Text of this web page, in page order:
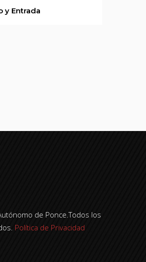
y Entrada
de Ponce.Todos los
Política de Privacidad